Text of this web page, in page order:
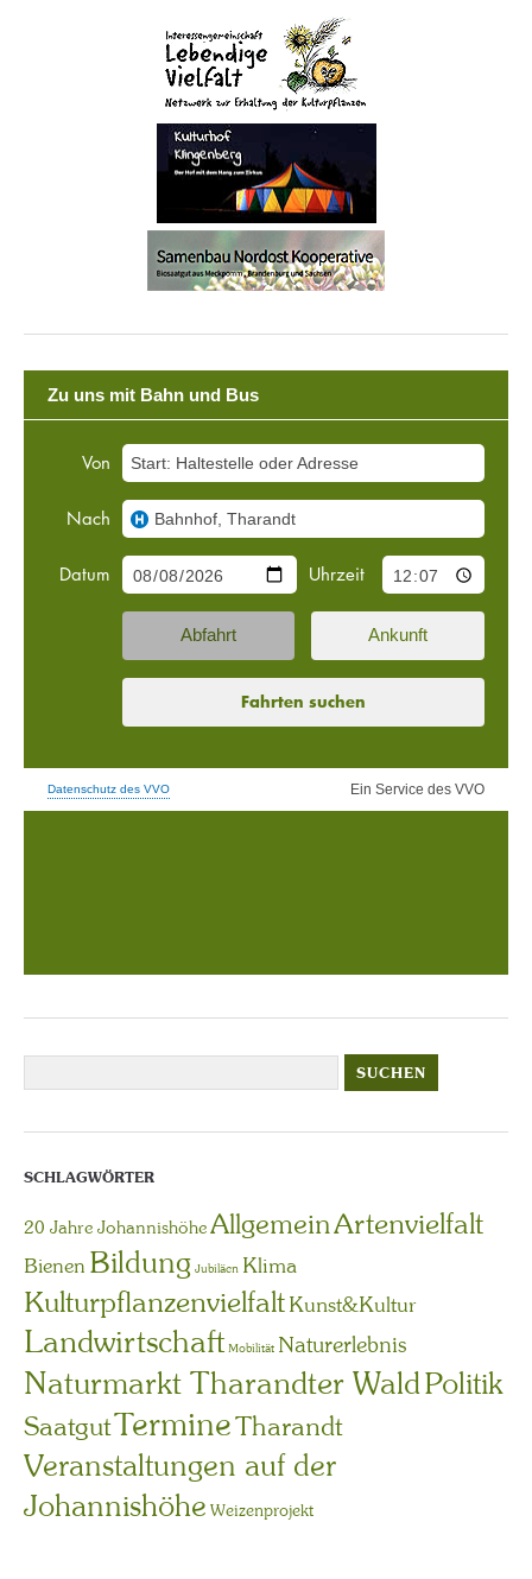
SCHLAGWÖRTER
20 Jahre JohannishöheAllgemeinArtenvielfalt
Bienen Bildung Jubiläen Klima
KulturpflanzenvielfaltKunst&Kultur
Landwirtschaft Mobilität Naturerlebnis
Naturmarkt Tharandter WaldPolitik
SaatgutTermineTharandt
Veranstaltungen auf der
Johannishöhe Weizenprojekt